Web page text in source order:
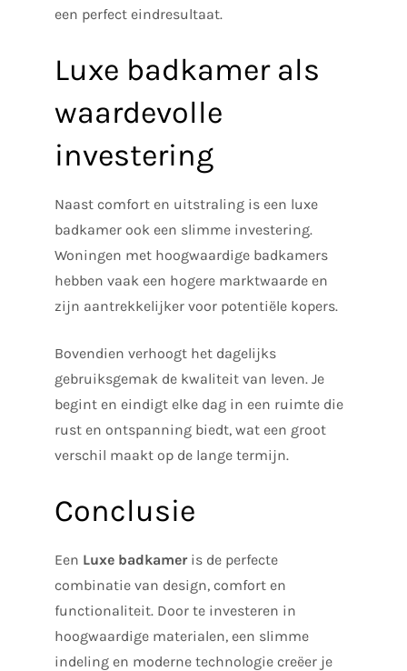
een perfect eindresultaat.
Luxe badkamer als
waardevolle
investering
Naast comfort en uitstraling is een luxe
badkamer ook een slimme investering.
Woningen met hoogwaardige badkamers
hebben vaak een hogere marktwaarde en
zijn aantrekkelijker voor potentiële kopers.
Bovendien verhoogt het dagelijks
gebruiksgemak de kwaliteit van leven. Je
begint en eindigt elke dag in een ruimte die
rust en ontspanning biedt, wat een groot
verschil maakt op de lange termijn.
Conclusie
Een Luxe badkameris de perfecte
combinatie van design, comfort en
functionaliteit. Door te investeren in
hoogwaardige materialen, een slimme
indeling en moderne technologie creëer je